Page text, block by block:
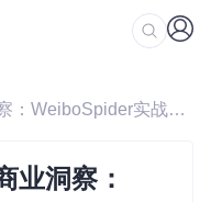
/ 社交媒体数据采集与商业洞察：WeiboSpider实战指南
业洞察：